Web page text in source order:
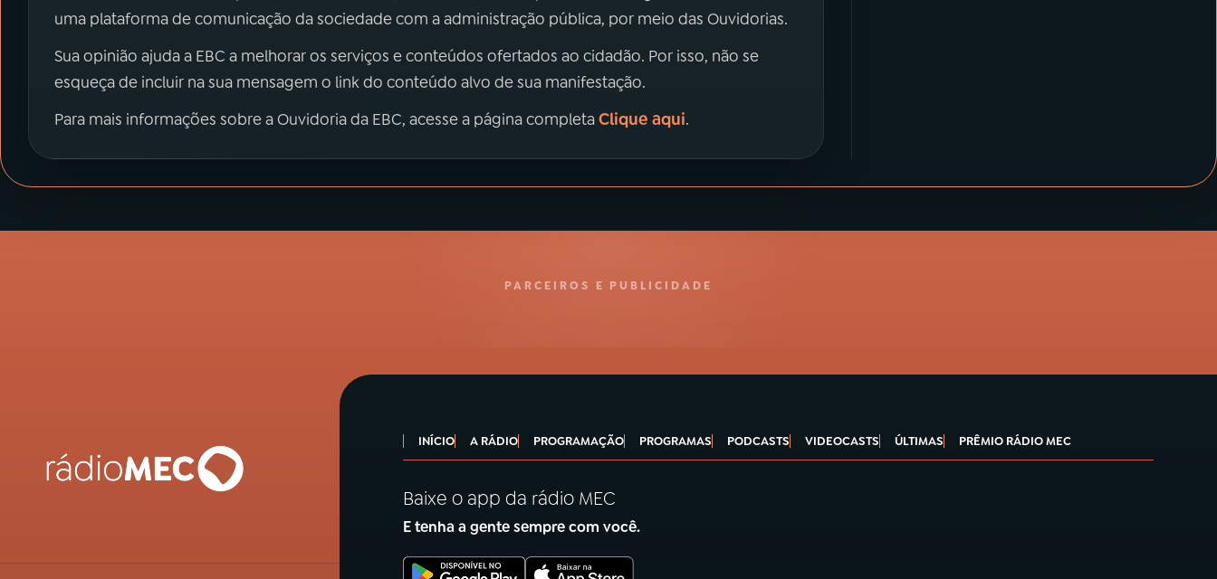
uma plataforma de comunicação da sociedade com a administração pública, por meio das Ouvidorias.
Sua opinião ajuda a EBC a melhorar os serviços e conteúdos ofertados ao cidadão. Por isso, não se
esqueça de incluir na sua mensagem o link do conteúdo alvo de sua manifestação.
Para mais informações sobre a Ouvidoria da EBC, acesse a página completaClique aqui.
PARCEIROS E PUBLICIDADE
INÍCIO A RÁDIO PROGRAMAÇÃO PROGRAMAS PODCASTS VIDEOCASTS ÚLTIMAS PRÊMIO RÁDIO MEC
Baixe o app da rádio MEC
E tenha a gente sempre com você.